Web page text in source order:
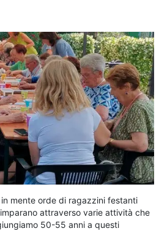
mente orde di ragazzini festanti
attraverso varie attività che
50-55 anni a questi